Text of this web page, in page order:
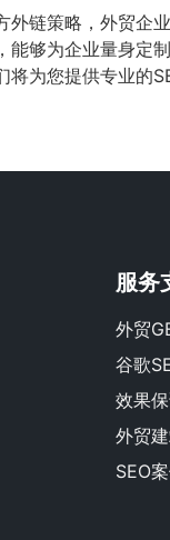
链策略，外贸
够为企业量身
为您提供专业的
服务
外贸
谷歌
效果
外贸
SEO